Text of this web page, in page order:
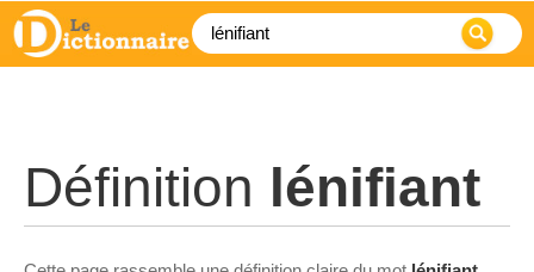
Définition lénifiant